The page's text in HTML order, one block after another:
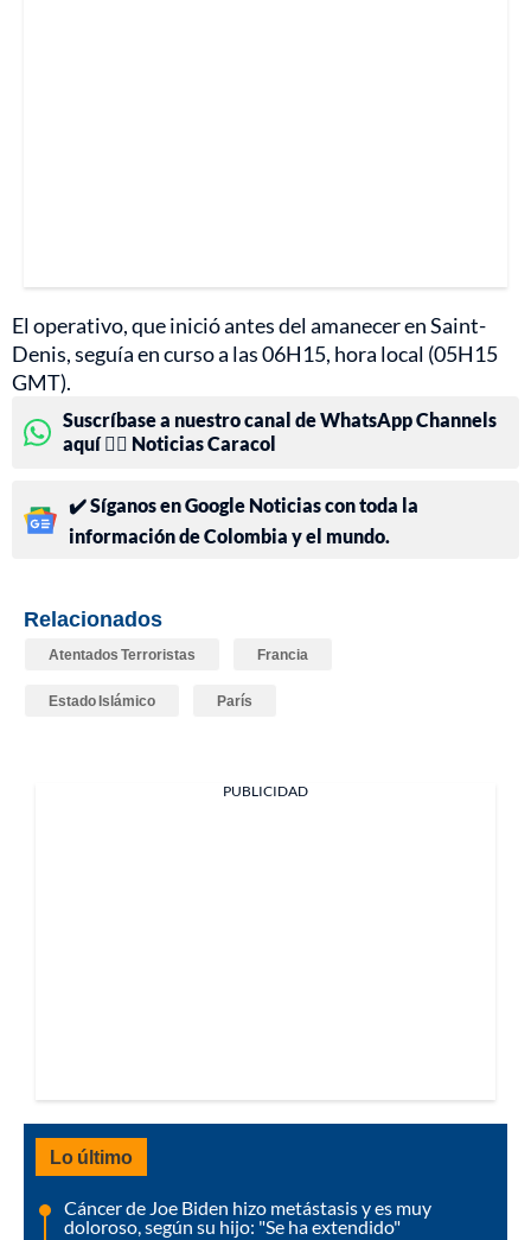
El operativo, que inició antes del amanecer en Saint-
Denis, seguía en curso a las 06H15, hora local (05H15
GMT).
Suscríbase a nuestro canal de WhatsApp Channels
aquí 👉🏻 Noticias Caracol
✔️ Síganos en Google Noticias con toda la
información de Colombia y el mundo.
Relacionados
Atentados Terroristas Francia
Estado Islámico París
PUBLICIDAD
Lo último
Cáncer de Joe Biden hizo metástasis y es muy
doloroso, según su hijo: "Se ha extendido"